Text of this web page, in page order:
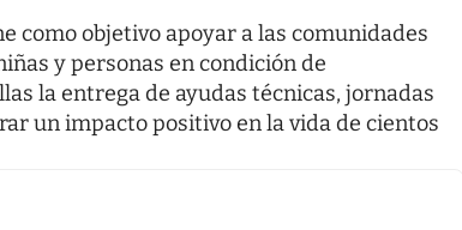
como objetivo apoyar a las comunidades
y personas en condición de
la entrega de ayudas técnicas, jornadas
un impacto positivo en la vida de cientos